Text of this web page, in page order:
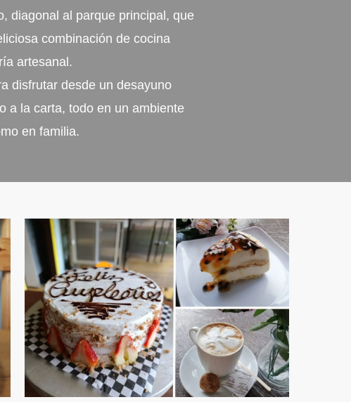
diagonal al parque principal, que
combinación de cocina
artesanal.
disfrutar desde un desayuno
a la carta, todo en un ambiente
en familia.